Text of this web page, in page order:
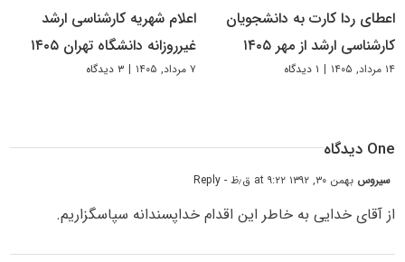
اعطای ردا کارت به دانشجویان
کارشناسی ارشد از مهر ۱۴۰۵
۱۴ مرداد, ۱۴۰۵ | ۱ دیدگاه
اعلام شهریه کارشناسی ارشد
غیرروزانه دانشگاه تهران ۱۴۰۵
۷ مرداد, ۱۴۰۵ | ۳ دیدگاه
One دیدگاه
سیروس بهمن ۳۰, ۱۳۹۲ at ۹:۲۲ ق٫ظ - Reply
از آقای خدایی به خاطر این اقدام خداپسندانه سپاسگزاریم.